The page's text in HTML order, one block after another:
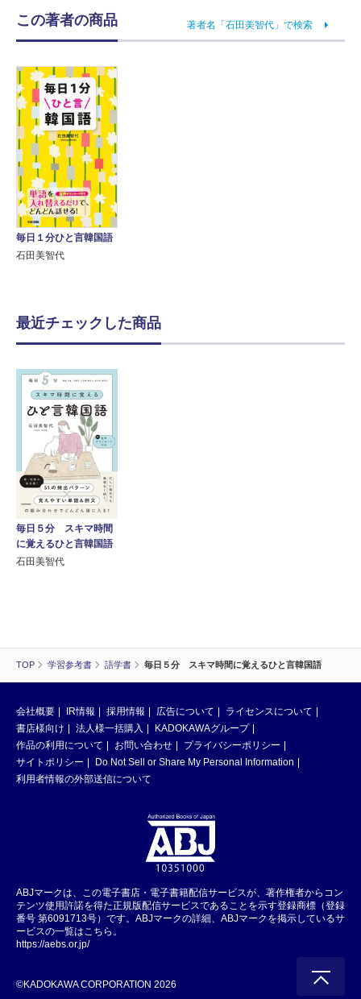
TOP 学習参考書 語学書 毎日５分 スキマ時間に覚えるひと言韓国語
この著者の商品 著者名「石田美智代」で検索
毎日１分ひと言韓国語
石田美智代
最近チェックした商品
毎日５分 スキマ時間
に覚えるひと言韓国語
石田美智代
会社概要 IR情報 採用情報 広告について
ライセンスについて
書店様向け
法人様一括購入
KADOKAWAグループ
作品の利用について
お問い合わせ
プライバシーポリシー
サイトポリシー
Do Not Sell or Share My Personal Information
利用者情報の外部送信について
ABJマークは、この電子書店・電子書籍配信サービスが、著作権者からコン
テンツ使用許諾を得た正規版配信サービスであることを示す登録商標（登録
番号 第6091713号）です。ABJマークの詳細、ABJマークを掲示しているサ
ービスの一覧はこちら。
https://aebs.or.jp/
©KADOKAWA CORPORATION 2026